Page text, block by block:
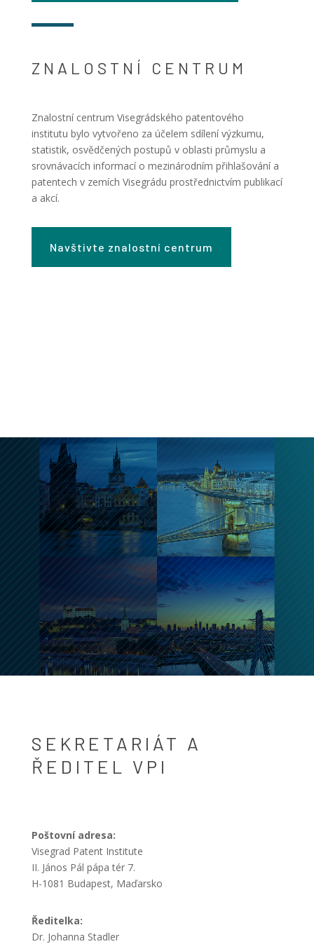
ZNALOSTNÍ CENTRUM
Znalostní centrum Visegrádského patentového
institutu bylo vytvořeno za účelem sdílení výzkumu,
statistik, osvědčených postupů v oblasti průmyslu a
srovnávacích informací o mezinárodním přihlašování a
patentech v zemích Visegrádu prostřednictvím publikací
a akcí.
Navštivte znalostní centrum
SEKRETARIÁT A
ŘEDITEL VPI
Poštovní adresa:
Visegrad Patent Institute
II. János Pál pápa tér 7.
H-1081 Budapest, Maďarsko
Ředitelka:
Dr. Johanna Stadler